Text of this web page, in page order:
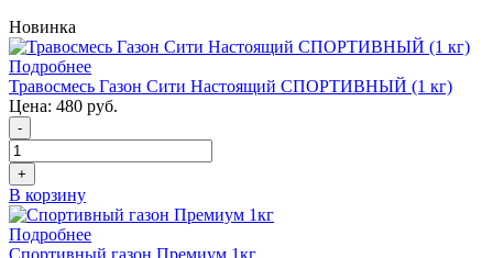
Новинка
Подробнее
Травосмесь Газон Сити Настоящий СПОРТИВНЫЙ (1 кг)
Цена: 480 руб.
-
+
В корзину
Подробнее
Спортивный газон Премиум 1кг